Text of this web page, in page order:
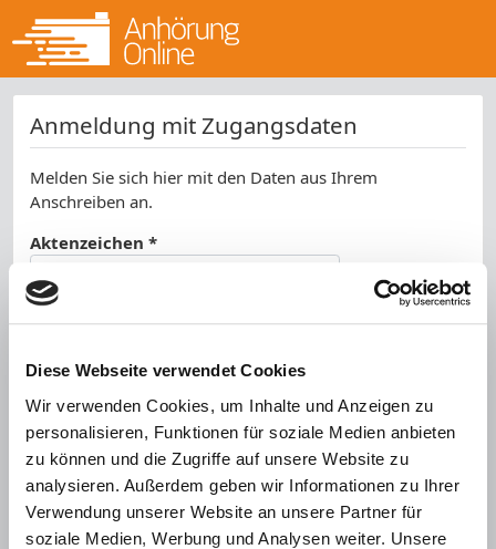
Diese Webseite verwendet Cookies
Wir verwenden Cookies, um Inhalte und Anzeigen zu
personalisieren, Funktionen für soziale Medien anbieten
zu können und die Zugriffe auf unsere Website zu
analysieren. Außerdem geben wir Informationen zu Ihrer
Verwendung unserer Website an unsere Partner für
soziale Medien, Werbung und Analysen weiter. Unsere
Anmeldung mit Zugangsdaten
Melden Sie sich hier mit den Daten aus Ihrem
Anschreiben an.
Aktenzeichen *
Kennwort *
SPAM-Schutz *